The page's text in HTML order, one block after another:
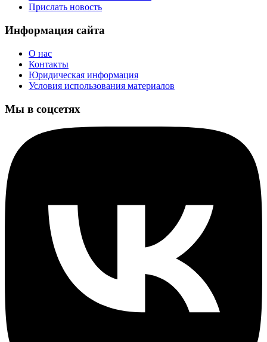
Прислать новость
Информация сайта
О нас
Контакты
Юридическая информация
Условия использования материалов
Мы в соцсетях